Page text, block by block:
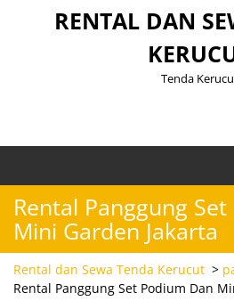
RENTAL DAN
Tenda
Rental Panggung
Mini Garden Jakarta
Rental dan Sewa Tenda Kerucut >
Rental Panggung Set Podium Dan